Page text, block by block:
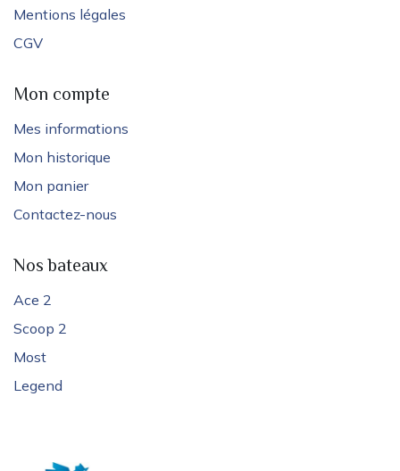
Mentions légales
CGV
Mon compte
Mes informations
Mon historique
Mon panier
Contactez-nous
Nos bateaux
Ace 2
Scoop 2
Most
Legend